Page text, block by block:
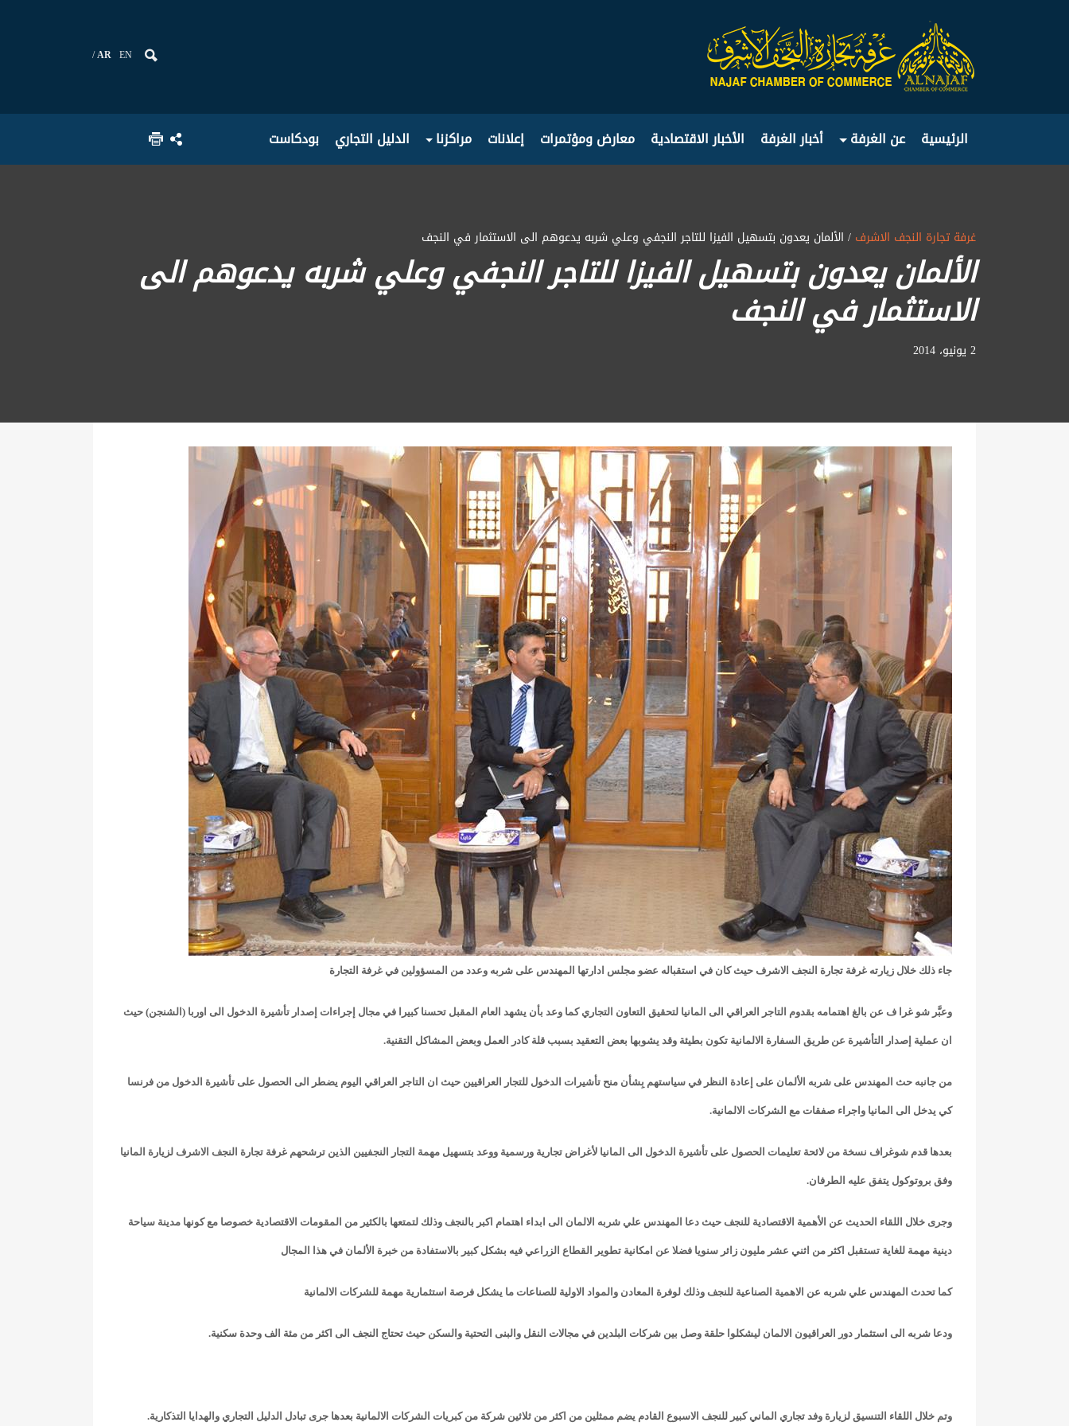
AR EN
الرئيسية عن الغرفة أخبار الغرفة الأخبار الاقتصادية معارض ومؤتمرات إعلانات مراكزنا الدليل التجاري بودكاست
غرفة تجارة النجف الاشرف / الألمان يعدون بتسهيل الفيزا للتاجر النجفي وعلي شربه يدعوهم الى الاستثمار في النجف
الألمان يعدون بتسهيل الفيزا للتاجر النجفي وعلي شربه يدعوهم الى
الاستثمار في النجف
2 يونيو، 2014
جاء ذلك خلال زيارته غرفة تجارة النجف الاشرف حيث كان في استقباله عضو مجلس ادارتها المهندس على شربه وعدد من المسؤولين في غرفة التجارة
وعبَّر شو غرا ف عن بالغ اهتمامه بقدوم التاجر العراقي الى المانيا لتحقيق التعاون التجاري كما وعد بأن يشهد العام المقبل تحسنا كبيرا في مجال إجراءات إصدار تأشيرة الدخول الى اوربا (الشنجن) حيث
ان عملية إصدار التأشيرة عن طريق السفارة الالمانية تكون بطيئة وقد يشوبها بعض التعقيد بسبب قلة كادر العمل وبعض المشاكل التقنية.
من جانبه حث المهندس على شربه الألمان على إعادة النظر في سياستهم بِشأن منح تأشيرات الدخول للتجار العراقيين حيث ان التاجر العراقي اليوم يضطر الى الحصول على تأشيرة الدخول من فرنسا
كي يدخل الى المانيا واجراء صفقات مع الشركات الالمانية.
بعدها قدم شوغراف نسخة من لائحة تعليمات الحصول على تأشيرة الدخول الى المانيا لأغراض تجارية ورسمية ووعد بتسهيل مهمة التجار النجفيين الذين ترشحهم غرفة تجارة النجف الاشرف لزيارة المانيا
وفق بروتوكول يتفق عليه الطرفان.
وجرى خلال اللقاء الحديث عن الأهمية الاقتصادية للنجف حيث دعا المهندس علي شربه الالمان الى ابداء اهتمام اكبر بالنجف وذلك لتمتعها بالكثير من المقومات الاقتصادية خصوصا مع كونها مدينة سياحة
دينية مهمة للغاية تستقبل اكثر من اثني عشر مليون زائر سنويا فضلا عن امكانية تطوير القطاع الزراعي فيه بشكل كبير بالاستفادة من خبرة الألمان في هذا المجال
كما تحدث المهندس علي شربه عن الاهمية الصناعية للنجف وذلك لوفرة المعادن والمواد الاولية للصناعات ما يشكل فرصة استثمارية مهمة للشركات الالمانية
ودعا شربه الى استثمار دور العراقيون الالمان ليشكلوا حلقة وصل بين شركات البلدين في مجالات النقل والبنى التحتية والسكن حيث تحتاج النجف الى اكثر من مئة الف وحدة سكنية.
وتم خلال اللقاء التنسيق لزيارة وفد تجاري الماني كبير للنجف الاسبوع القادم يضم ممثلين من اكثر من ثلاثين شركة من كبريات الشركات الالمانية بعدها جرى تبادل الدليل التجاري والهدايا التذكارية.